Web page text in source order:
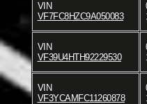
VIN
VF7FC8HZC9A050083
VIN
VF39U4HTH92229530
VIN
VF3YCAMFC11260878